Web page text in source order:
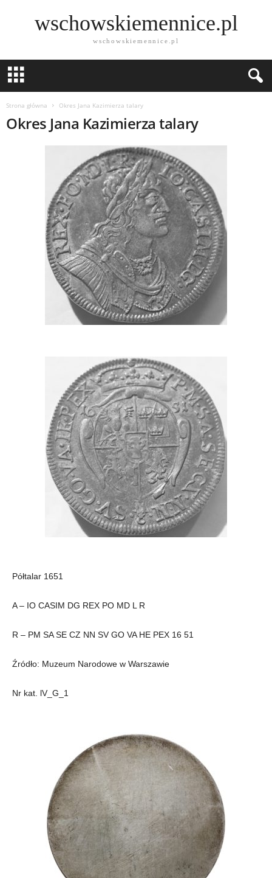
wschowskiemennice.pl
wschowskiemennice.pl
Strona główna Okres Jana Kazimierza talary
Okres Jana Kazimierza talary
Półtalar 1651
A – IO CASIM DG REX PO MD L R
R – PM SA SE CZ NN SV GO VA HE PEX 16 51
Źródło: Muzeum Narodowe w Warszawie
Nr kat. lV_G_1